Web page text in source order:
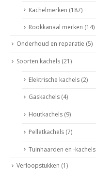
Kachelmerken (187)
Rookkanaal merken (14)
Onderhoud en reparatie (5)
Soorten kachels (21)
Elektrische kachels (2)
Gaskachels (4)
Houtkachels (9)
Pelletkachels (7)
Tuinhaarden en -kachels
Verloopstukken (1)